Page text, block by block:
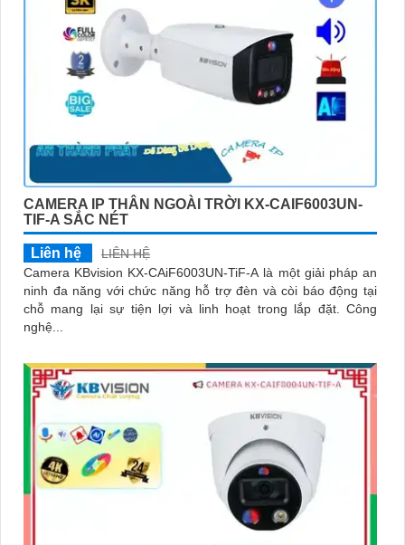
CAMERA IP THÂN NGOÀI TRỜI KX-CAIF6003UN-
TIF-A SẮC NÉT
Liên hệ
LIÊN HỆ
Camera KBvision KX-CAiF6003UN-TiF-A là một giải pháp an
ninh đa năng với chức năng hỗ trợ đèn và còi báo động tại
chỗ mang lại sự tiện lợi và linh hoạt trong lắp đặt. Công
nghệ...